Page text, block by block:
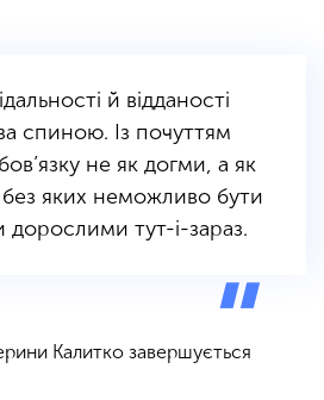
й відданості
спиною. Із почуттям
не як догми, а як
без яких неможливо бути
дорослими тут-і-зараз.
Калитко завершується